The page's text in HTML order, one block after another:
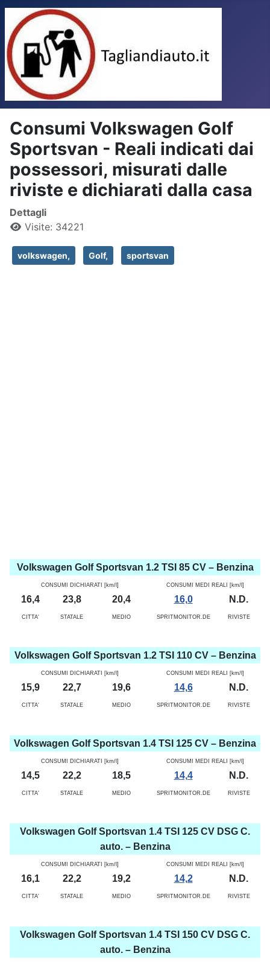
Consumi Volkswagen Golf
Sportsvan - Reali indicati dai
possessori, misurati dalle
riviste e dichiarati dalla casa
Dettagli
Visite: 34221
volkswagen, Golf, sportsvan
Volkswagen Golf Sportsvan 1.2 TSI 85 CV – Benzina
CONSUMI DICHIARATI [km/l] CONSUMI MEDI REALI [km/l]
16,4 23,8 20,4 16,0 N.D.
CITTA' STATALE MEDIO SPRITMONITOR.DE RIVISTE
Volkswagen Golf Sportsvan 1.2 TSI 110 CV – Benzina
CONSUMI DICHIARATI [km/l] CONSUMI MEDI REALI [km/l]
15,9 22,7 19,6 14,6 N.D.
CITTA' STATALE MEDIO SPRITMONITOR.DE RIVISTE
Volkswagen Golf Sportsvan 1.4 TSI 125 CV – Benzina
CONSUMI DICHIARATI [km/l] CONSUMI MEDI REALI [km/l]
14,5 22,2 18,5 14,4 N.D.
CITTA' STATALE MEDIO SPRITMONITOR.DE RIVISTE
Volkswagen Golf Sportsvan 1.4 TSI 125 CV DSG C.
auto. – Benzina
CONSUMI DICHIARATI [km/l] CONSUMI MEDI REALI [km/l]
16,1 22,2 19,2 14,2 N.D.
CITTA' STATALE MEDIO SPRITMONITOR.DE RIVISTE
Volkswagen Golf Sportsvan 1.4 TSI 150 CV DSG C.
auto. – Benzina